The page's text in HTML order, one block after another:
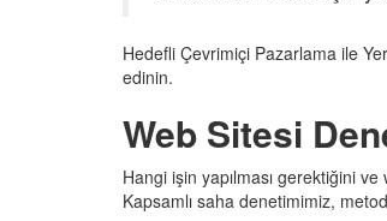
Hedefli Çevrimiçi Pazarlama ile
edinin.
Web Sitesi
Hangi işin yapılması gerektiğini
Kapsamlı saha denetimimiz,